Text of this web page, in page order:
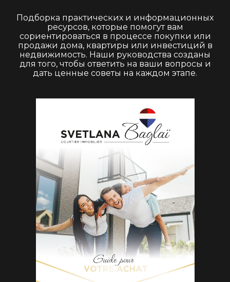
Подборка практических и информационных
ресурсов, которые помогут вам
сориентироваться в процессе покупки или
продажи дома, квартиры или инвестиций в
недвижимость. Наши руководства созданы
для того, чтобы ответить на ваши вопросы и
дать ценные советы на каждом этапе.